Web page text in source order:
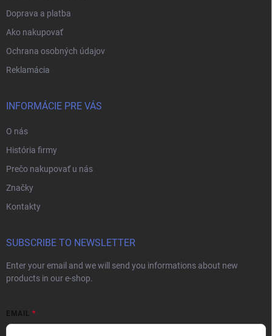
Doprava a platba
Ako nakupovať
Ochrana osobných údajov
Reklamácia
INFORMÁCIE PRE VÁS
O nás
História firmy
Prečo nakupovať u nás
Značky
Kontakty
SUBSCRIBE TO NEWSLETTER
Enter your email and we will send you informations about new
products in our e-shop.
EMAIL